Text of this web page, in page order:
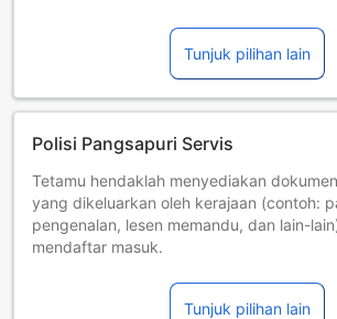
Tunjuk pilihan lain
Polisi Pangsapuri Servis
Tetamu hendaklah menyediakan
yang dikeluarkan oleh kerajaan (contoh:
pengenalan, lesen memandu, dan lain-
mendaftar masuk.
semasa membuat tempahan harus
Tunjuk pilihan lain